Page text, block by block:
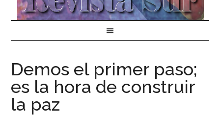
Demos el primer paso;
es la hora de construir
la paz